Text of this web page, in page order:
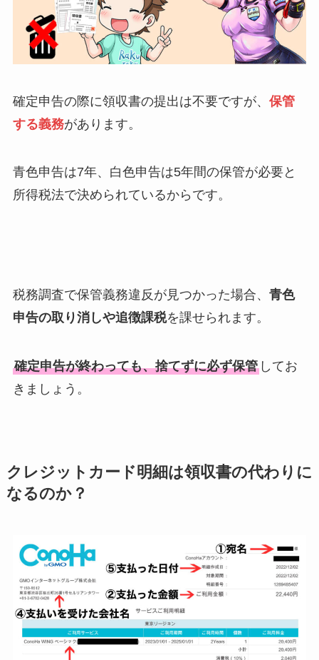
確定申告の際に領収書の提出は不要ですが、 保管
する義務があります。
青色申告は7年、白色申告は5年間の保管が必要と
所得税法で決められているからです。
税務調査で保管義務違反が見つかった場合、 青色
申告の取り消しや追徴課税を課せられます。
確定申告が終わっても、捨てずに必ず保管してお
きましょう。
クレジットカード明細は領収書の代わりに
なるのか？